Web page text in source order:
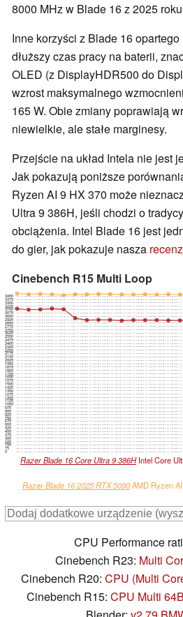
8000 MHz w Blade 16 z 2025
Inne korzyści z Blade 16
dłuższy czas pracy na baterii,
OLED (z DisplayHDR500 do
wzrost maksymalnego
165 W. Obie zmiany poprawiają
niewielkie, ale stałe marginesy.
Przejście na układ Intela nie jest
Jak pokazują poniższe
Ryzen AI 9 HX 370 może
Ultra 9 386H, jeśli chodzi o
obciążenia. Intel Blade 16 jest
do gier, jak pokazuje nasza
Cinebench R15 Multi Loop
0
75
150
225
300
375
450
525
600
675
750
825
900
975
1050
1125
1200
1275
1350
1425
1500
1575
1650
1725
1800
1875
1950
2025
2100
2175
2250
2325
2400
2475
2550
2625
2700
2775
2850
2925
3000
3075
3150
3225
3300
3375
3450
Razer Blade 16 Core Ultra 9 386HIntel Core
Razer Blade 16 2025 RTX 5090AMD Ryzen
CPU Performance
Cinebench R23: Multi
Cinebench R20: CPU (Multi
Cinebench R15: CPU Multi